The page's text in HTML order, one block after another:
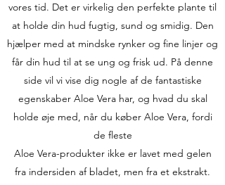
vores tid. Det er virkelig den perfekte plante til
at holde din hud fugtig, sund og smidig. Den
hjælper med at mindske rynker og fine linjer og
får din hud til at se ung og frisk ud. På denne
side vil vi vise dig nogle af de fantastiske
egenskaber Aloe Vera har, og hvad du skal
holde øje med, når du køber Aloe Vera, fordi
de fleste
Aloe Vera-produkter ikke er lavet med gelen
fra indersiden af bladet, men fra et ekstrakt.